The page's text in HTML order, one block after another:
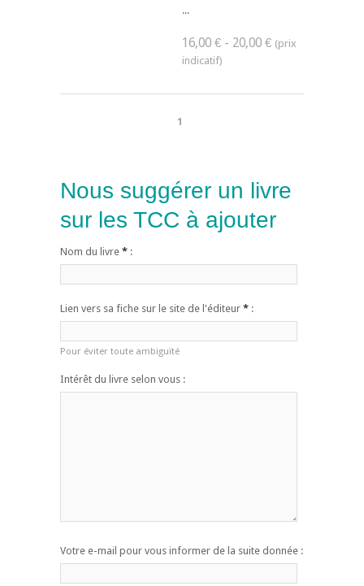
...
16,00 € - 20,00 €
1
Nous suggérer un livre
sur les TCC à ajouter
Nom du livre * :
Lien vers sa fiche sur le site de l'éditeur * :
Pour éviter toute ambiguïté
Intérêt du livre selon vous :
Votre e-mail pour vous informer de la suite donnée :